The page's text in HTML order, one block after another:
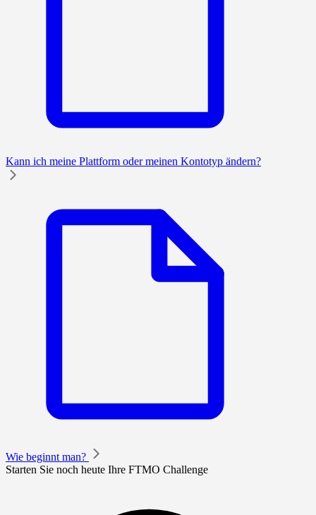
Kann ich meine Plattform oder meinen Kontotyp ändern?
Wie beginnt man?
Starten Sie noch heute Ihre FTMO Challenge